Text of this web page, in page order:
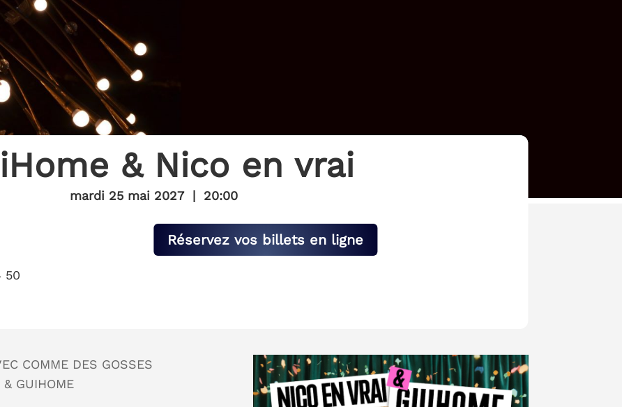
& Nico en vrai
mardi 25 mai 2027| 20:00
50
Réservez vos billets en ligne
COMME DES GOSSES
& GUIHOME